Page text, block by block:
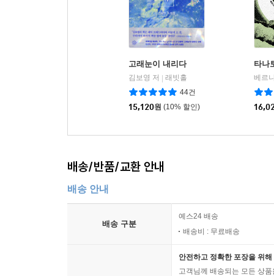
고래눈이 내리다
김보영 저
래빗홀
44건
15,120원 (10% 할인)
타나
배송/반품/교환 안내
배송 안내
배송 구분
예스24 배송
배송비 : 무료배송
안전하고 정확한 포장을 위
고객님께 배송되는 모든 상